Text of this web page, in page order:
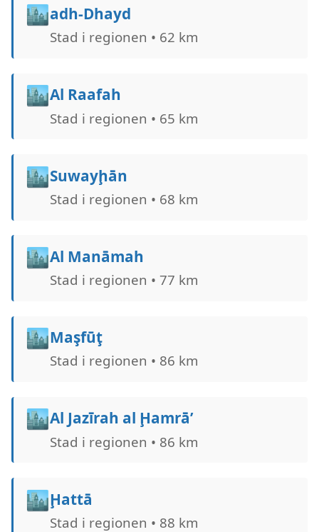
🏙️adh-Dhayd
Stad i regionen • 62 km
🏙️Al Raafah
Stad i regionen • 65 km
🏙️Suwayḩān
Stad i regionen • 68 km
🏙️Al Manāmah
Stad i regionen • 77 km
🏙️Maşfūţ
Stad i regionen • 86 km
🏙️Al Jazīrah al Ḩamrā’
Stad i regionen • 86 km
🏙️Ḩattā
Stad i regionen • 88 km